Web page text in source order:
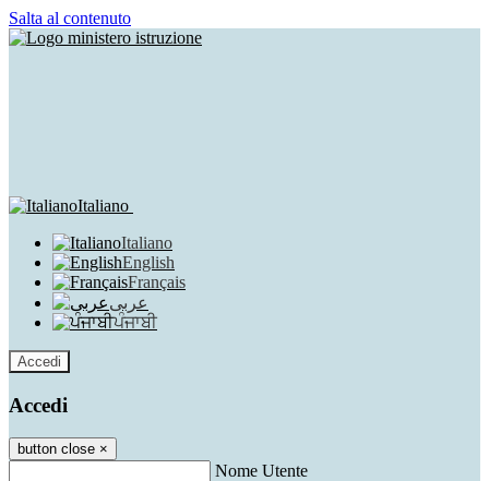
Salta al contenuto
Italiano
Italiano
English
Français
عربى
ਪੰਜਾਬੀ
Accedi
Accedi
button close ×
Nome Utente